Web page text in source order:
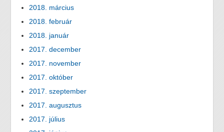
2018. március
2018. február
2018. január
2017. december
2017. november
2017. október
2017. szeptember
2017. augusztus
2017. július